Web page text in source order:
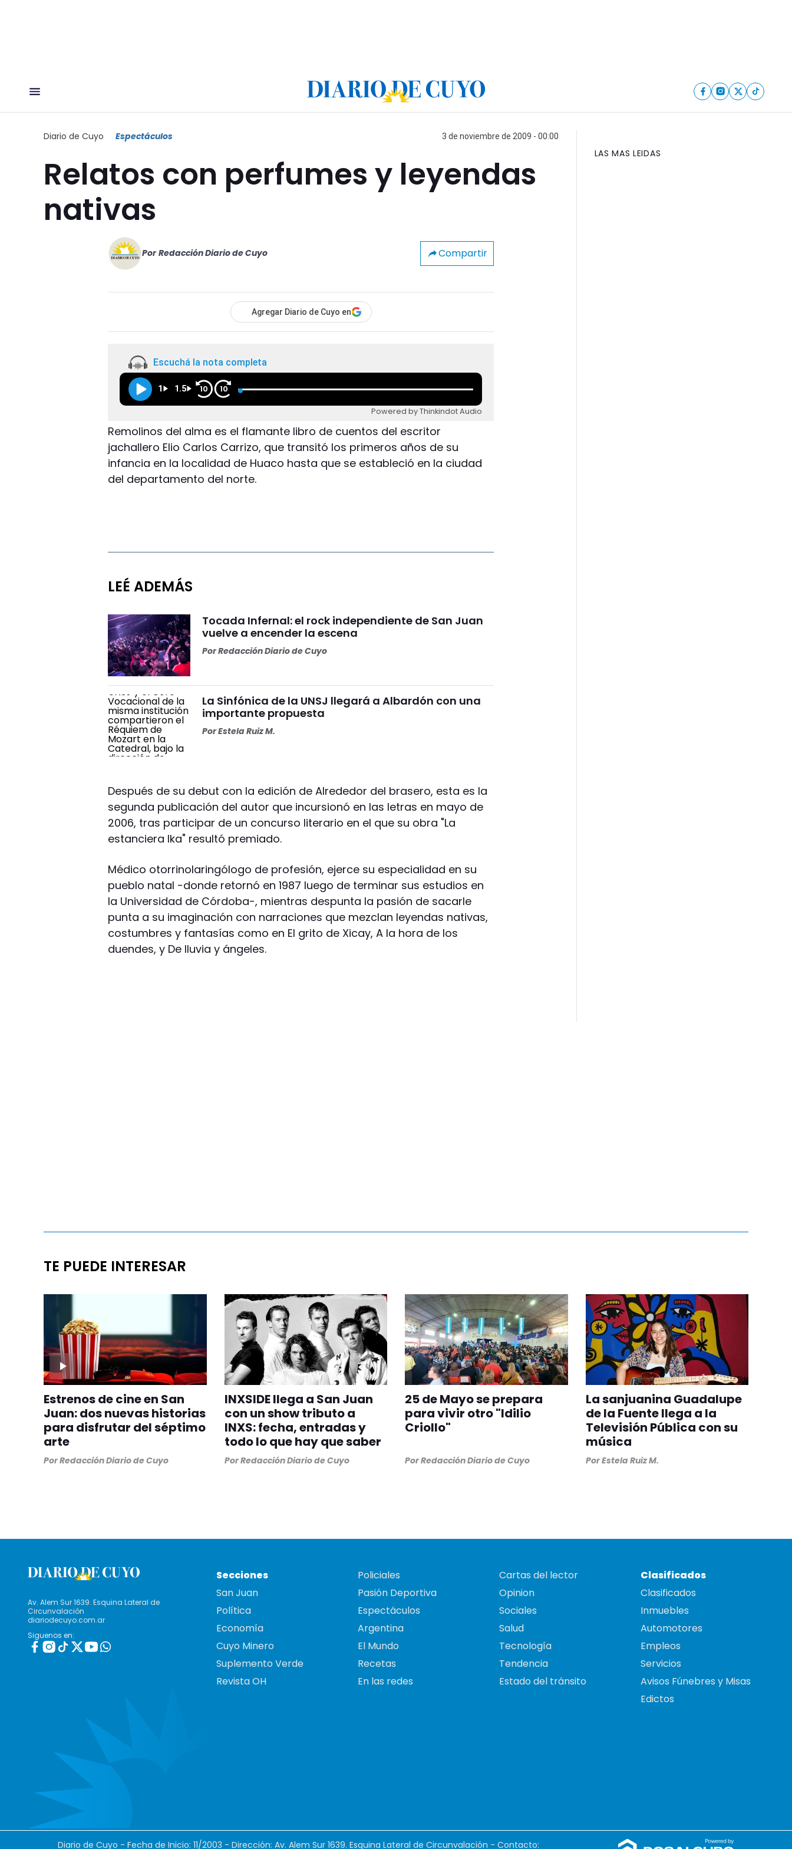
Diario de Cuyo Espectáculos 3 de noviembre de 2009 - 00:00
Relatos con perfumes y leyendas
nativas
Por Redacción Diario de Cuyo Compartir
Agregar Diario de Cuyo en
Escuchá la nota completa
1 1.5 10 10
Powered by Thinkindot Audio
Remolinos del alma es el flamante libro de cuentos del escritor
jachallero Elio Carlos Carrizo, que transitó los primeros años de su
infancia en la localidad de Huaco hasta que se estableció en la ciudad
del departamento del norte.
LEÉ ADEMÁS
Tocada Infernal: el rock independiente de San Juan
vuelve a encender la escena
PorRedacción Diario de Cuyo
La Sinfónica de la UNSJ llegará a Albardón con una
importante propuesta
PorEstela Ruiz M.
Después de su debut con la edición de Alrededor del brasero, esta es la
segunda publicación del autor que incursionó en las letras en mayo de
2006, tras participar de un concurso literario en el que su obra "La
estanciera Ika" resultó premiado.
Médico otorrinolaringólogo de profesión, ejerce su especialidad en su
pueblo natal -donde retornó en 1987 luego de terminar sus estudios en
la Universidad de Córdoba-, mientras despunta la pasión de sacarle
punta a su imaginación con narraciones que mezclan leyendas nativas,
costumbres y fantasías como en El grito de Xicay, A la hora de los
duendes, y De lluvia y ángeles.
LAS MAS LEIDAS
TE PUEDE INTERESAR
Estrenos de cine en San
Juan: dos nuevas historias
para disfrutar del séptimo
arte
PorRedacción Diario de Cuyo
INXSIDE llega a San Juan
con un show tributo a
INXS: fecha, entradas y
todo lo que hay que saber
PorRedacción Diario de Cuyo
25 de Mayo se prepara
para vivir otro "Idilio
Criollo"
PorRedacción Diario de Cuyo
La sanjuanina Guadalupe
de la Fuente llega a la
Televisión Pública con su
música
PorEstela Ruiz M.
Av. Alem Sur 1639. Esquina Lateral de
Circunvalación
diariodecuyo.com.ar
Siguenos en:
Secciones
San Juan
Política
Economía
Cuyo Minero
Suplemento Verde
Revista OH
Policiales
Pasión Deportiva
Espectáculos
Argentina
El Mundo
Recetas
En las redes
Cartas del lector
Opinion
Sociales
Salud
Tecnología
Tendencia
Estado del tránsito
Clasificados
Clasificados
Inmuebles
Automotores
Empleos
Servicios
Avisos Fúnebres y Misas
Edictos
Diario de Cuyo - Fecha de Inicio: 11/2003 - Dirección: Av. Alem Sur 1639. Esquina Lateral de Circunvalación - Contacto: